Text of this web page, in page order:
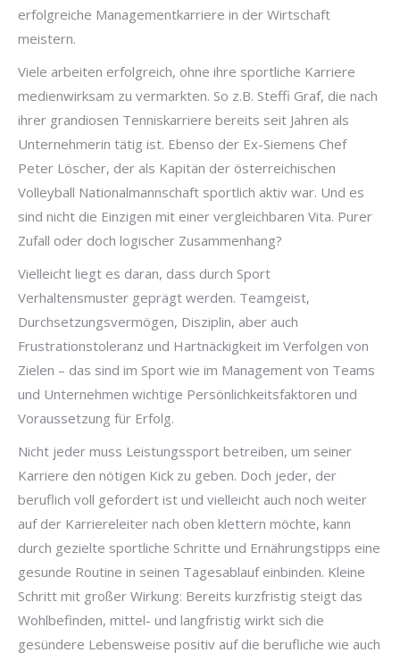
erfolgreiche Managementkarriere in der Wirtschaft
meistern.
Viele arbeiten erfolgreich, ohne ihre sportliche Karriere
medienwirksam zu vermarkten. So z.B. Steffi Graf, die nach
ihrer grandiosen Tenniskarriere bereits seit Jahren als
Unternehmerin tätig ist. Ebenso der Ex-Siemens Chef
Peter Löscher, der als Kapitän der österreichischen
Volleyball Nationalmannschaft sportlich aktiv war. Und es
sind nicht die Einzigen mit einer vergleichbaren Vita. Purer
Zufall oder doch logischer Zusammenhang?
Vielleicht liegt es daran, dass durch Sport
Verhaltensmuster geprägt werden. Teamgeist,
Durchsetzungsvermögen, Disziplin, aber auch
Frustrationstoleranz und Hartnäckigkeit im Verfolgen von
Zielen – das sind im Sport wie im Management von Teams
und Unternehmen wichtige Persönlichkeitsfaktoren und
Voraussetzung für Erfolg.
Nicht jeder muss Leistungssport betreiben, um seiner
Karriere den nötigen Kick zu geben. Doch jeder, der
beruflich voll gefordert ist und vielleicht auch noch weiter
auf der Karriereleiter nach oben klettern möchte, kann
durch gezielte sportliche Schritte und Ernährungstipps eine
gesunde Routine in seinen Tagesablauf einbinden. Kleine
Schritt mit großer Wirkung: Bereits kurzfristig steigt das
Wohlbefinden, mittel- und langfristig wirkt sich die
gesündere Lebensweise positiv auf die berufliche wie auch